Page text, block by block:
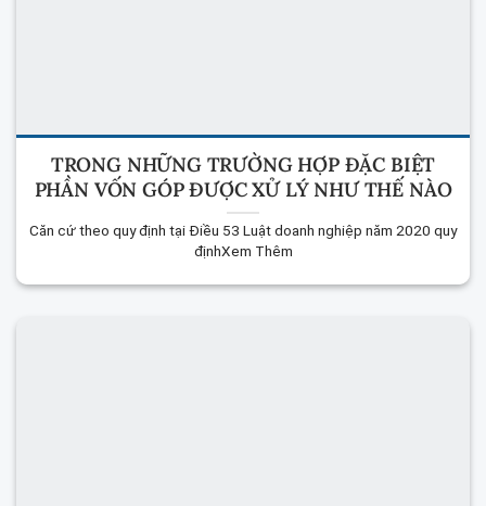
TRONG NHỮNG TRƯỜNG HỢP ĐẶC BIỆT
PHẦN VỐN GÓP ĐƯỢC XỬ LÝ NHƯ THẾ NÀO
Căn cứ theo quy định tại Điều 53 Luật doanh nghiệp năm 2020 quy
địnhXem Thêm